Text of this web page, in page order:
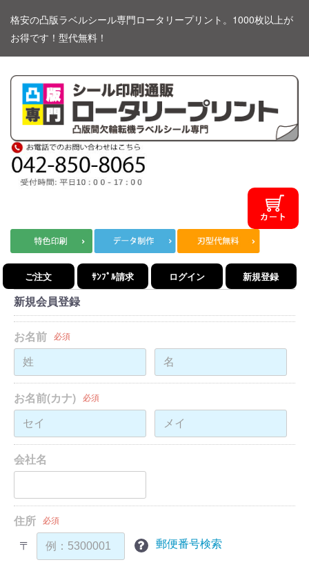
格安の凸版ラベルシール専門ロータリープリント。1000枚以上が
お得です！型代無料！
ご注文 ｻﾝﾌﾟﾙ請求 ログイン 新規登録
新規会員登録
お名前 必須
お名前(カナ) 必須
会社名
住所 必須
〒 郵便番号検索